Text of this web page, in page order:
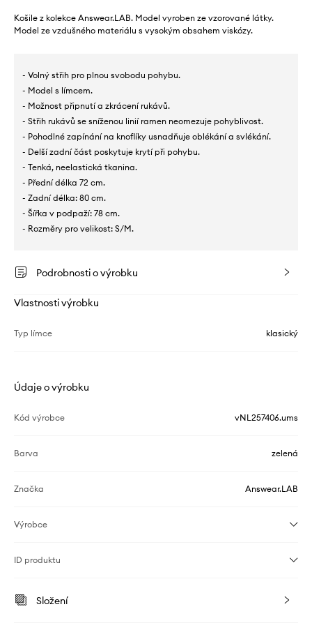
Košile z kolekce Answear.LAB. Model vyroben ze vzorované látky.
Model ze vzdušného materiálu s vysokým obsahem viskózy.
- Volný střih pro plnou svobodu pohybu.
- Model s límcem.
- Možnost připnutí a zkrácení rukávů.
- Střih rukávů se sníženou linií ramen neomezuje pohyblivost.
- Pohodlné zapínání na knoflíky usnadňuje oblékání a svlékání.
- Delší zadní část poskytuje krytí při pohybu.
- Tenká, neelastická tkanina.
- Přední délka 72 cm.
- Zadní délka: 80 cm.
- Šířka v podpaží: 78 cm.
- Rozměry pro velikost: S/M.
Podrobnosti o výrobku
Vlastnosti výrobku
Typ límce klasický
Údaje o výrobku
Kód výrobce vNL257406.ums
Barva zelená
Značka Answear.LAB
Výrobce
ID produktu
Složení